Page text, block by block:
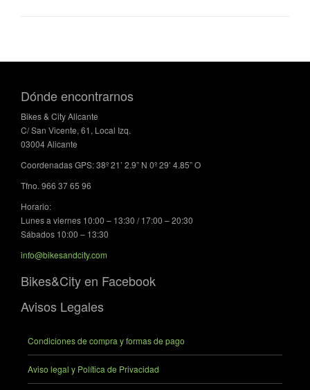
Dónde encontrarnos
Bikes & City Alicante
C/ San Vicente, 61, Local Izq.
03004 Alicante
Coordenadas GPS: 38º 21’ 2.9” N 0º 29’ 4.85” O
Tfno. 966 37 65 96
Horario:
Lunes a viernes 10:00 – 13:30 / 17:00 – 20:30
Sábados 10:00 – 13:30
info@bikesandcity.com
Bikes&City en Facebook
Avisos Legales
Condiciones de compra y formas de pago
Aviso legal y Política de Privacidad